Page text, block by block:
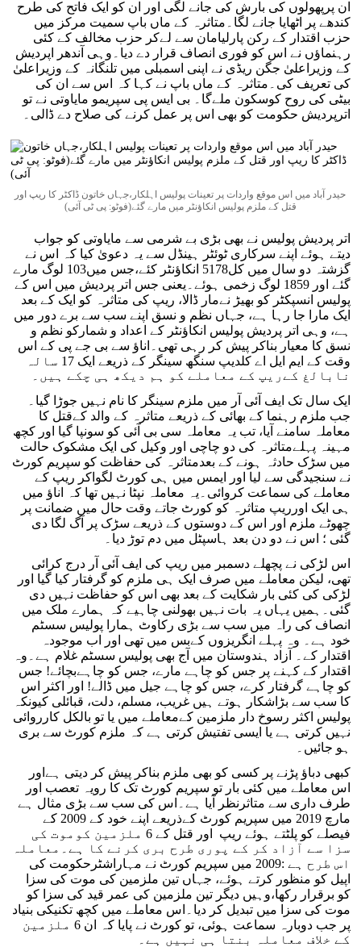
ان پرپھولوں کی بارش کی جانے لگی اور ان کو ایک فاتح کی طرح
کندھے پر اٹھایا جانے لگا۔متاثرہ کے ماں باپ سمیت مرکز میں
حزب اقتدار کے رکن پارلیامان سے لےکر حزب مخالف کے کئی
رہنماؤں نے اس کو فوری انصاف قرار دے دیا۔وہی آندھر اپردیش
کے وزیراعلیٰ جگن ریڈی نے اپنی اسمبلی میں تلنگانہ کے وزیراعلیٰ
کی تعریف کی۔متاثرہ کے ماں باپ نے کہا کہ اس سے ان کی
بیٹی کی روح کوسکون ملے‌گا۔ بی ایس پی سپریمو مایاوتی نے تو
اترپردیش حکومت کو بھی اس پر عمل کرنے کی صلاح دے ڈالی۔
حیدر آباد میں اس موقع واردات پر تعینات پولیس اہلکار،جہاں خاتون ڈاکٹر کا ریپ اور
قتل کے ملزم پولیس انکاؤنٹر میں مارے گئے(فوٹو: پی ٹی آئی)
اتر پردیش پولیس نے بھی بڑی بے شرمی سے مایاوتی کو جواب
دیتے ہوئے اپنے سرکاری ٹوئٹر ہینڈل سے یہ دعویٰ کیا کہ اس نے
گزشتہ دو سال میں کل5178 انکاؤنٹر کئے،جس میں103 لوگ مارے
گئے اور 1859 لوگ زخمی ہوئے۔یعنی جس اتر پردیش میں اس کے
پولیس انسپکٹر کو بھیڑ نےمار ڈالا، ریپ کی متاثرہ کو ایک کے بعد
ایک مارا جا رہا ہے، جہاں نظم و نسق اپنے سب سے برے دور میں
ہے، وہی اتر پردیش پولیس انکاؤنٹر کے اعداد و شمارکو نظم و
نسق کا معیار بناکر پیش کر رہی تھی۔اناؤ سے بی جے پی کے اس
وقت کے ایم ایل اے کلدیپ سنگھ سینگر کے ذریعے ایک 17 سالہ
نابالغ کےریپ کے معاملے کو ہم دیکھ ہی چکے ہیں۔
ایک سال تک ایف آئی آر میں ملزم سینگر کا نام نہیں جوڑا گیا۔
جب ملزم رہنما کے بھائی کے ذریعے متاثرہ کے والد کےقتل کا
معاملہ سامنے آیا، تب یہ معاملہ سی بی آئی کو سونپا گیا اور کچھ
مہینہ پہلےمتاثرہ کی دو چاچی اور وکیل کی ایک مشکوک حالت
میں سڑک حادثہ ہونے کے بعدمتاثرہ کی حفاظت کو سپریم کورٹ
نے سنجیدگی سے لیا اور ایمس میں ہی کورٹ لگواکر ریپ کے
معاملے کی سماعت کروائی۔یہ معاملہ نپٹا نہیں تھا کہ اناؤ میں
ہی ایک اورریپ متاثرہ کو کورٹ جاتے وقت حال میں ضمانت پر
چھوٹے ملزم اور اس کے دوستوں کے ذریعے سڑک پر آگ لگا دی
گئی ؛ اس نے دو دن بعد ہاسپٹل میں دم توڑ دیا۔
اس لڑکی نے پچھلے دسمبر میں ریپ کی ایف آئی آر درج کرائی
تھی، لیکن معاملے میں صرف ایک ہی ملزم کو گرفتار کیا گیا اور
لڑکی کی کئی بار شکایت کے بعد بھی اس کو حفاظت نہیں دی
گئی۔ہمیں یہاں یہ بات نہیں بھولنی چاہیے کہ ہمارے ملک میں
انصاف کی راہ میں سب سے بڑی رکاوٹ ہمارا پولیس سسٹم
خود ہے۔ وہ پہلے انگریزوں کےبس میں تھی اور اب موجودہ
اقتدار کے۔ آزاد ہندوستان میں آج بھی پولیس سسٹم غلام ہے۔وہ
اقتدار کے کہنے پر جس کو چاہے مارے، جس کو چاہےبچائے! جس
کو چاہے گرفتار کرے، جس کو چاہے جیل میں ڈالے! اور اکثر اس
کا سب سے بڑاشکار ہوتے ہیں غریب، مسلم، دلت، قبائلی کیونکہ
پولیس اکثر رسوخ دار ملزمین کےمعاملے میں یا تو بالکل کارروائی
نہیں کرتی ہے یا ایسی تفتیش کرتی ہے کہ ملزم کورٹ سے بری
ہو جائیں۔
کبھی دباؤ پڑنے پر کسی کو بھی ملزم بناکر پیش کر دیتی ہےاور
اس معاملے میں کئی بار تو سپریم کورٹ تک کا رویہ تعصب اور
طرف داری سے متاثرنظر آیا ہے۔اس کی سب سے بڑی مثال ہے
مارچ 2019 میں سپریم کورٹ کےذریعے اپنے خود کے 2009 کے
فیصلے کو پلٹتے ہوئے ریپ اور قتل کے 6 ملزمین کوموت کی
سزا سے آزاد کر کے پوری طرح بری کرنے کا ہے۔معاملہ
اس طرح ہے :2009 میں سپریم کورٹ نے مہاراشٹرحکومت کی
اپیل کو منظور کرتے ہوئے، جہاں تین ملزمین کی موت کی سزا
کو برقرار رکھا،وہیں دیگر تین ملزمین کی عمر قید کی سزا کو
موت کی سزا میں تبدیل کر دیا۔اس معاملے میں کچھ تکنیکی بنیاد
پر جب دوبارہ سماعت ہوئی، تو کورٹ نے پایا کہ ان 6 ملزمین
کے خلاف معاملہ بنتا ہی نہیں ہے۔